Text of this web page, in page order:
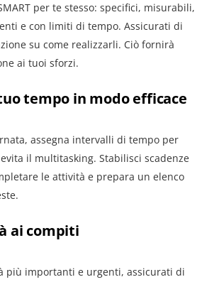
per te stesso: specifici, misurabili,
e con limiti di tempo. Assicurati di
su come realizzarli. Ciò fornirà
ai tuoi sforzi.
tempo in modo efficace
assegna intervalli di tempo per
il multitasking. Stabilisci scadenze
le attività e prepara un elenco
ai compiti
più importanti e urgenti, assicurati di